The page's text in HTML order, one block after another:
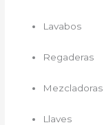
Lavabos
Regaderas
Mezcladoras
Llaves